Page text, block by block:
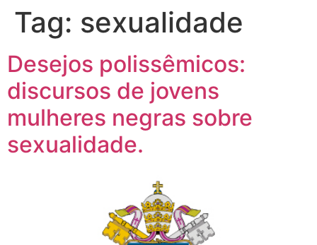
Tag: sexualidade
Desejos polissêmicos:
discursos de jovens
mulheres negras sobre
sexualidade.